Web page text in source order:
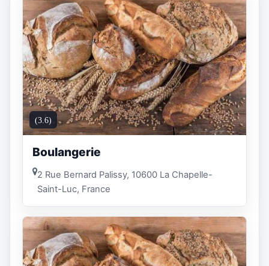
(3.6)
Boulangerie
2 Rue Bernard Palissy, 10600 La Chapelle-
Saint-Luc, France